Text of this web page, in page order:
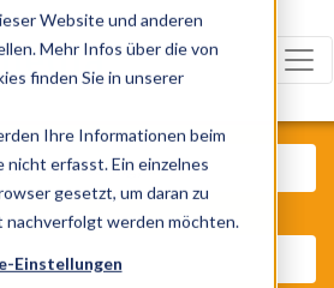
Website und anderen
Mehr Infos über die von
finden Sie in unserer
Ihre Informationen beim
erfasst. Ein einzelnes
gesetzt, um daran zu
nachverfolgt werden möchten.
Einstellungen
Was? Künstler, Zelte, Bands,
Wo? Stadt, PLZ, Ort